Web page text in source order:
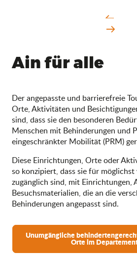
Ain für alle
Der angepasste und barrierefreie
Orte, Aktivitäten und
sind, dass sie den besonderen
Menschen mit Behinderungen und
eingeschränkter Mobilität (PRM)
Diese Einrichtungen, Orte oder
so konzipiert, dass sie für möglichst
zugänglich sind, mit Einrichtungen,
Besuchsmaterialien, die an die
Behinderungen angepasst sind.
Unumgängliche
Orte im